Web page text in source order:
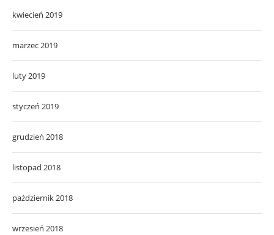
kwiecień 2019
marzec 2019
luty 2019
styczeń 2019
grudzień 2018
listopad 2018
październik 2018
wrzesień 2018